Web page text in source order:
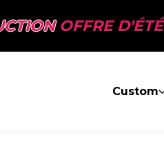
OFFRE D'ÉTÉ
Custom